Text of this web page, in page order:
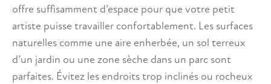
offre suffisamment d’espace pour que votre petit
artiste puisse travailler confortablement. Les surfaces
naturelles comme une aire enherbée, un sol terreux
d’un jardin ou une zone sèche dans un parc sont
parfaites. Évitez les endroits trop inclinés ou rocheux